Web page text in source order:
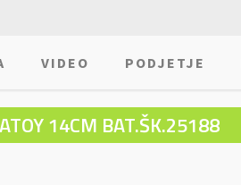
VIDEO PODJETJE
14CM BAT.ŠK.25188